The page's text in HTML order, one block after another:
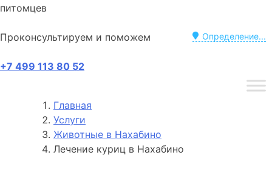
питомцев
Определение...
Проконсультируем и поможем
+7 499 113 80 52
Главная
Услуги
Животные в Нахабино
Лечение куриц в Нахабино